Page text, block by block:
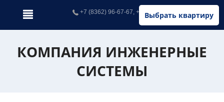
Выбрать квартиру
+7 (8362) 96-67-67, +7 (902) 326-67-67
КОМПАНИЯ ИНЖЕНЕРНЫЕ
СИСТЕМЫ